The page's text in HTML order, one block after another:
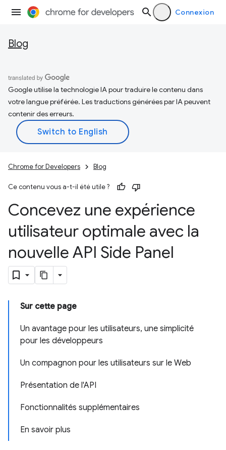
Connexion
Blog
Google utilise la technologie IA pour traduire le contenu dans
votre langue préférée. Les traductions générées par IA peuvent
contenir des erreurs.
Chrome for Developers Blog
Ce contenu vous a-t-il été utile ?
Concevez une expérience
utilisateur optimale avec la
nouvelle API Side Panel
Sur cette page
Un avantage pour les utilisateurs, une simplicité
pour les développeurs
Un compagnon pour les utilisateurs sur le Web
Présentation de l'API
Fonctionnalités supplémentaires
En savoir plus